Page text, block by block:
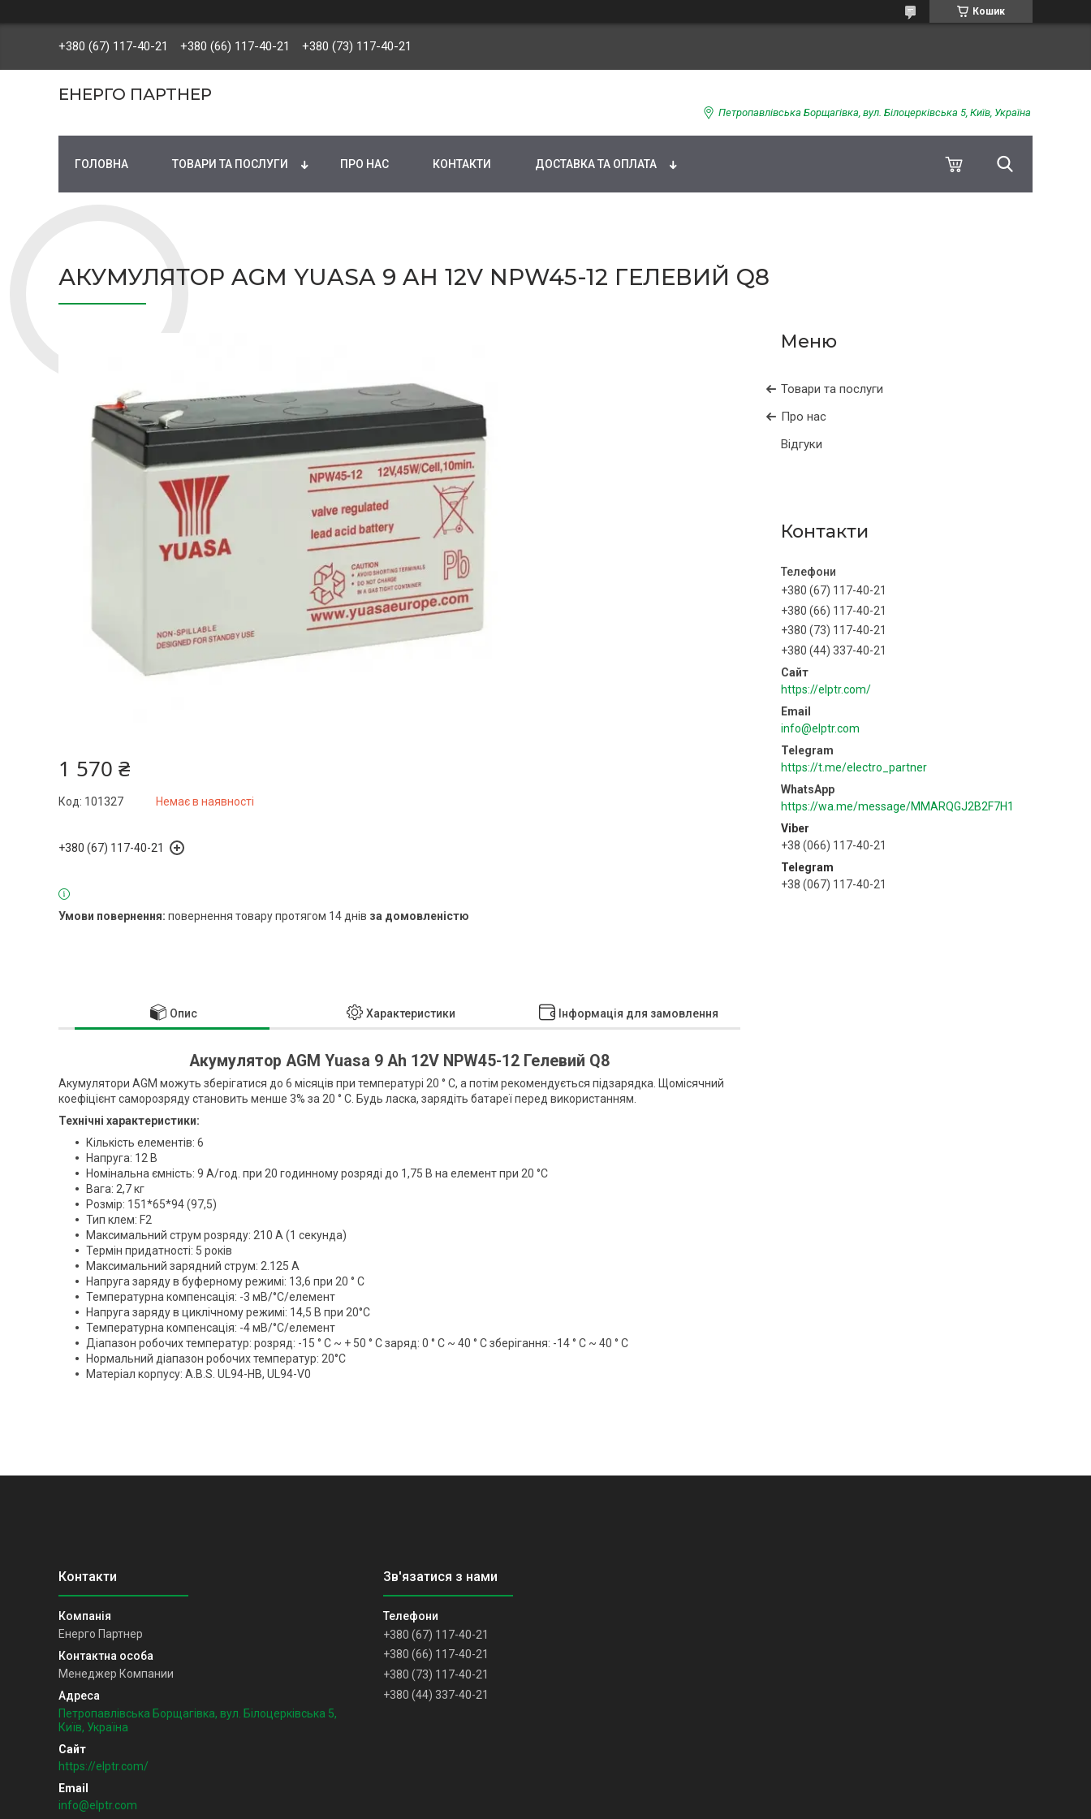
Кошик
+380 (67) 117-40-21 +380 (66) 117-40-21 +380 (73) 117-40-21
ЕНЕРГО ПАРТНЕР
Петропавлівська Борщагівка, вул. Білоцерківська 5, Київ, Україна
ГОЛОВНА ТОВАРИ ТА ПОСЛУГИ ПРО НАС КОНТАКТИ ДОСТАВКА ТА ОПЛАТА
АКУМУЛЯТОР AGM YUASA 9 AH 12V NPW45-12 ГЕЛЕВИЙ Q8
Товари та послуги
Про нас
Відгуки
Контакти
+380 (67) 117-40-21
+380 (66) 117-40-21
+380 (73) 117-40-21
+380 (44) 337-40-21
https://elptr.com/
info@elptr.com
https://t.me/electro_partner
https://wa.me/message/MMARQGJ2B2F7H1
Viber
+38 (066) 117-40-21
Telegram
+38 (067) 117-40-21
1 570 ₴
Немає в наявності
Код: 101327
+380 (67) 117-40-21
повернення товару протягом 14 днів за домовленістю
Опис Характеристики Інформація для замовлення
Акумулятор AGM Yuasa 9 Ah 12V NPW45-12 Гелевий Q8
Акумулятори AGM можуть зберігатися до 6 місяців при температурі 20 ° C, а потім рекомендується підзарядка. Щомісячний
коефіцієнт саморозряду становить менше 3% за 20 ° C. Будь ласка, зарядіть батареї перед використанням.
Технічні характеристики:
Кількість елементів: 6
Напруга: 12 В
Номінальна ємність: 9 A/год. при 20 годинному розряді до 1,75 В на елемент при 20 °C
Вага: 2,7 кг
Розмір: 151*65*94 (97,5)
Тип клем: F2
Максимальний струм розряду: 210 А (1 секунда)
Термін придатності: 5 років
Максимальний зарядний струм: 2.125 A
Напруга заряду в буферному режимі: 13,6 при 20 ° С
Температурна компенсація: -3 мВ/°C/елемент
Напруга заряду в циклічному режимі: 14,5 В при 20°С
Температурна компенсація: -4 мВ/°C/елемент
Діапазон робочих температур: розряд: -15 ° C ~ + 50 ° C заряд: 0 ° C ~ 40 ° C зберігання: -14 ° C ~ 40 ° C
Нормальний діапазон робочих температур: 20°C
Матеріал корпусу: A.В.S. UL94-HB, UL94-V0
Енерго Партнер
Менеджер Компании
Петропавлівська Борщагівка, вул. Білоцерківська 5,
Київ, Україна
https://elptr.com/
info@elptr.com
+380 (67) 117-40-21
+380 (66) 117-40-21
+380 (73) 117-40-21
+380 (44) 337-40-21